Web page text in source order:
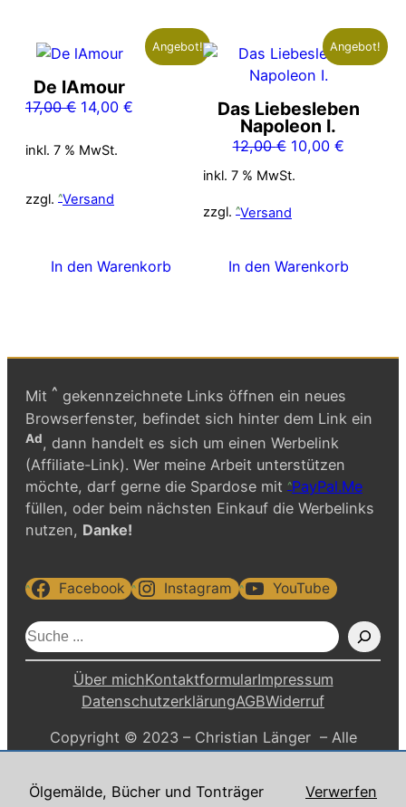
Ölgemälde, Bücher und Tonträger Verwerfen
Angebot!
De lAmour
17,00€ Ursprünglicher
war:
14,00 €
inkl. 7 % MwSt.
zzgl. Versand
In den Warenkorb
Angebot!
Das Liebesleben
Napoleon I.
12,00€ Ursprünglicher
Preis
12,00 €
10,00 €Aktueller
inkl. 7 % MwSt.
zzgl. Versand
In den Warenkorb
Mit ^ gekennzeichnete Links öffnen ein neues
Browserfenster, befindet sich hinter dem Link ein
Ad, dann handelt es sich um einen Werbelink
(Affiliate-Link). Wer meine Arbeit unterstützen
möchte, darf gerne die Spardose mit PayPal.Me
füllen, oder beim nächsten Einkauf die Werbelinks
nutzen, Danke!
Facebook Instagram YouTube
S
u
Über michKontaktformularImpressum
DatenschutzerklärungAGBWiderruf
Copyright © 2023 – Christian Länger – Alle